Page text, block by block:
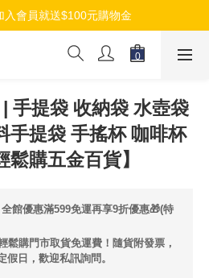
入會員就送$100元購物金
入會員就送$100元購物金
好友加入會員再拿$50折扣金
手提袋 收納袋 水壺袋
手提袋 手搖杯 咖啡杯
鬆購五金百貨】
館優惠滿599免運再享9折優惠🎁(特
鬆購門市取貨免運費！隨貨附發票，
日，歡迎私訊詢問。